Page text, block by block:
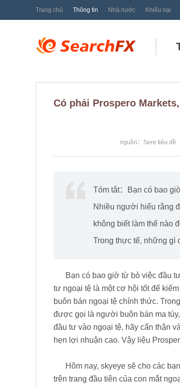
Trang chủ Thông tin Nhà nước Khiếu nại
Có phải Prospero
nguồn：Sere tiêu đề
Tóm tắt：Bạn có bao
Nhiều người hiểu rằng
không biết làm thế nào
Trong thực tế, những gì
Bạn có bao giờ từ bỏ việc đầu
tư ngoại tệ là một cơ hội tốt để
buôn bán ngoại tệ chính thức.
được gọi là người buôn bán ma
đầu tư vào ngoại tệ, hãy cẩn thận
hẹn lợi nhuận cao. Vậy liệu
Hôm nay, skyeye sẽ cho các
trên trang đầu tiên của con mắt